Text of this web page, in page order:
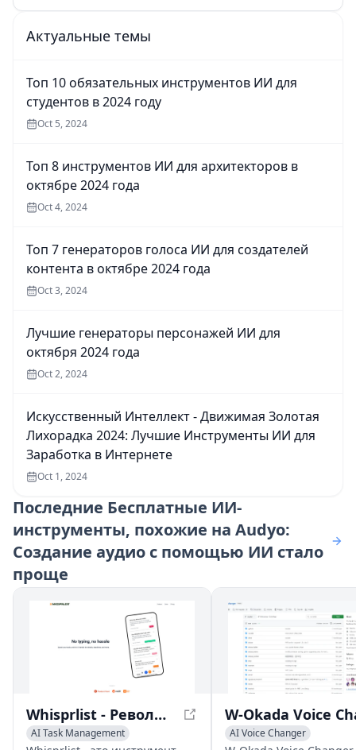
Актуальные темы
Топ 10 обязательных инструментов ИИ для
студентов в 2024 году
Oct 5, 2024
Топ 8 инструментов ИИ для архитекторов в
октябре 2024 года
Oct 4, 2024
Топ 7 генераторов голоса ИИ для создателей
контента в октябре 2024 года
Oct 3, 2024
Лучшие генераторы персонажей ИИ для
октября 2024 года
Oct 2, 2024
Искусственный Интеллект - Движимая Золотая
Лихорадка 2024: Лучшие Инструменты ИИ для
Заработка в Интернете
Oct 1, 2024
Последние Бесплатные ИИ-
инструменты, похожие на Audyo:
Создание аудио с помощью ИИ стало
проще
Whisprlist - Революционизируйте управление задачами с помощью голосового управления и эффективности
AI Task Management
AI Voice Changer